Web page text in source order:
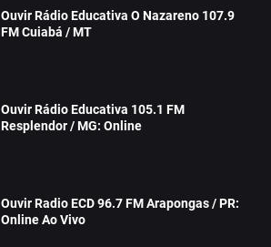
Ouvir Rádio Educativa O Nazareno 107.9
FM Cuiabá / MT
Ouvir Rádio Educativa 105.1 FM
Resplendor / MG: Online
Ouvir Radio ECD 96.7 FM Arapongas / PR:
Online Ao Vivo